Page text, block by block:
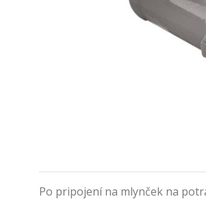
Po pripojení na mlynček na